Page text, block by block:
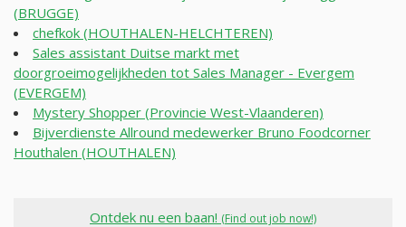
(BRUGGE)
chefkok (HOUTHALEN-HELCHTEREN)
Sales assistant Duitse markt met
doorgroeimogelijkheden tot Sales Manager - Evergem
(EVERGEM)
Mystery Shopper (Provincie West-Vlaanderen)
Bijverdienste Allround medewerker Bruno Foodcorner
Houthalen (HOUTHALEN)
Ontdek nu een baan! (Find out job now!)